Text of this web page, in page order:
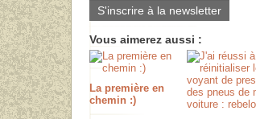
S'inscrire à la newsletter
Vous aimerez aussi :
La première en
chemin :)